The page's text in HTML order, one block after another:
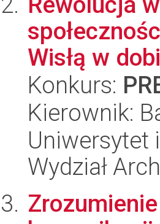
Wisłą w
Konkurs:
Kierownik:
Uniwersytet
Wydział